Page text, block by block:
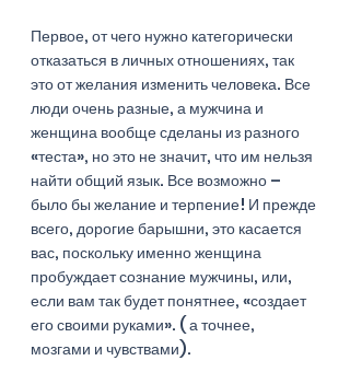
Первое, от чего нужно категорически
отказаться в личных отношениях, так
это от желания изменить человека. Все
люди очень разные, а мужчина и
женщина вообще сделаны из разного
«теста», но это не значит, что им нельзя
найти общий язык. Все возможно –
было бы желание и терпение! И прежде
всего, дорогие барышни, это касается
вас, поскольку именно женщина
пробуждает сознание мужчины, или,
если вам так будет понятнее, «создает
его своими руками». ( а точнее,
мозгами и чувствами).